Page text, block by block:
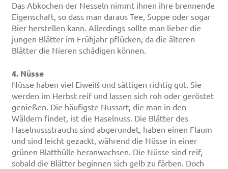
Das Abkochen der Nesseln nimmt ihnen ihre brennende
Eigenschaft, so dass man daraus Tee, Suppe oder sogar
Bier herstellen kann. Allerdings sollte man lieber die
jungen Blätter im Frühjahr pflücken, da die älteren
Blätter die Nieren schädigen können.
4. Nüsse
Nüsse haben viel Eiweiß und sättigen richtig gut. Sie
werden im Herbst reif und lassen sich roh oder geröstet
genießen. Die häufigste Nussart, die man in den
Wäldern findet, ist die Haselnuss. Die Blätter des
Haselnussstrauchs sind abgerundet, haben einen Flaum
und sind leicht gezackt, während die Nüsse in einer
grünen Blatthülle heranwachsen. Die Nüsse sind reif,
sobald die Blätter beginnen sich gelb zu färben. Doch